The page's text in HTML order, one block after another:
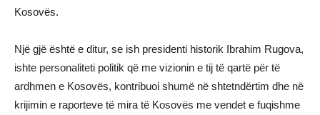
Kosovës.
Një gjë është e ditur, se ish presidenti historik Ibrahim Rugova,
ishte personaliteti politik që me vizionin e tij të qartë për të
ardhmen e Kosovës, kontribuoi shumë në shtetndërtim dhe në
krijimin e raporteve të mira të Kosovës me vendet e fuqishme